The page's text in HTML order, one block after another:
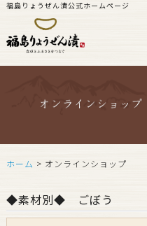
福島りょうぜん漬公式ホームページ
ホーム > オンラインショップ
◆素材別◆ ごぼう